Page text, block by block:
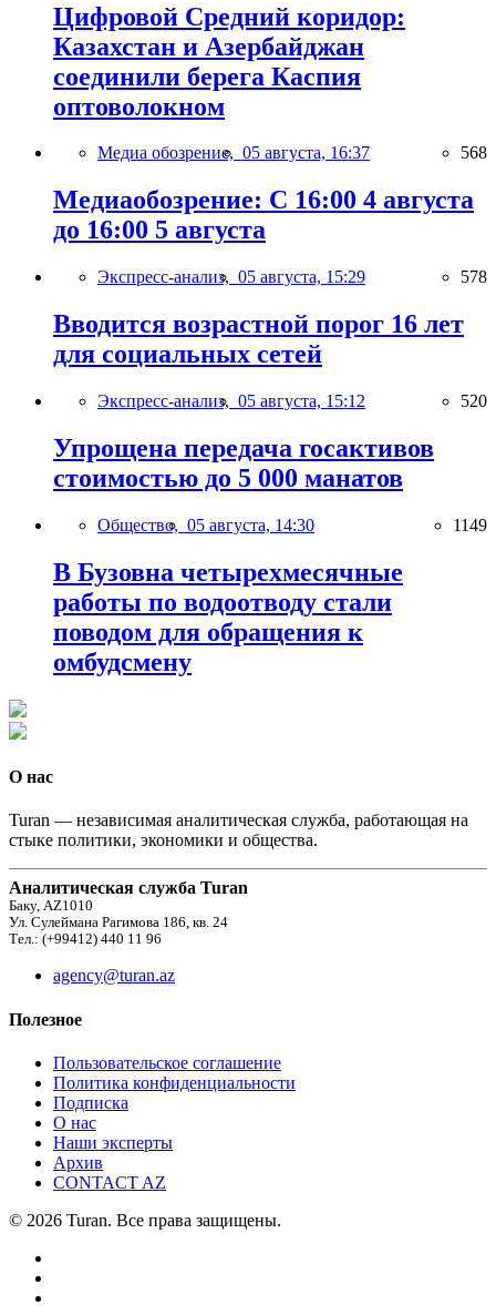
Цифровой Средний коридор:
Казахстан и Азербайджан
соединили берега Каспия
оптоволокном
Медиа обозрение, 05 августа, 16:37 568
Медиаобозрение: С 16:00 4 августа
до 16:00 5 августа
Экспресс-анализ, 05 августа, 15:29 578
Вводится возрастной порог 16 лет
для социальных сетей
Экспресс-анализ, 05 августа, 15:12 520
Упрощена передача госактивов
стоимостью до 5 000 манатов
Общество, 05 августа, 14:30 1149
В Бузовна четырехмесячные
работы по водоотводу стали
поводом для обращения к
омбудсмену
О нас
Turan — независимая аналитическая служба, работающая на
стыке политики, экономики и общества.
Аналитическая служба Turan
Баку, AZ1010
Ул. Сулеймана Рагимова 186, кв. 24
Тел.: (+99412) 440 11 96
agency@turan.az
Полезное
Пользовательское соглашение
Политика конфиденциальности
Подписка
О нас
Наши эксперты
Архив
CONTACT AZ
© 2026 Turan. Все права защищены.